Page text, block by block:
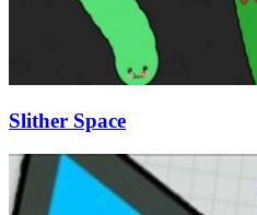
Slither Space